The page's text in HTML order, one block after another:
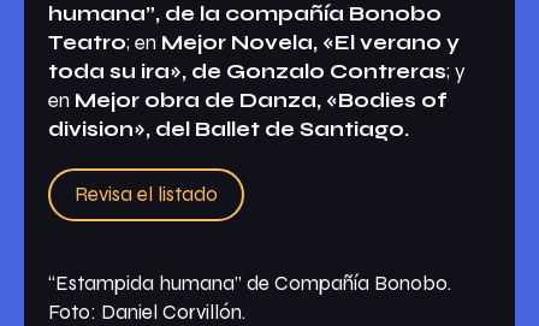
humana”, de la compañía Bonobo
Teatro; en Mejor Novela, «El verano y
toda su ira», de Gonzalo Contreras; y
en Mejor obra de Danza, «Bodies of
division», del Ballet de Santiago.
Revisa el listado
“Estampida humana” de Compañía Bonobo.
Foto: Daniel Corvillón.